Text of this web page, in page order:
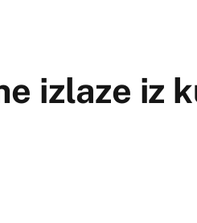
izlaze iz